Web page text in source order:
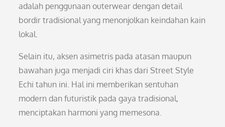
adalah penggunaan outerwear dengan detail
bordir tradisional yang menonjolkan keindahan kain
lokal.
Selain itu, aksen asimetris pada atasan maupun
bawahan juga menjadi ciri khas dari Street Style
Echi tahun ini. Hal ini memberikan sentuhan
modern dan futuristik pada gaya tradisional,
menciptakan harmoni yang memesona.